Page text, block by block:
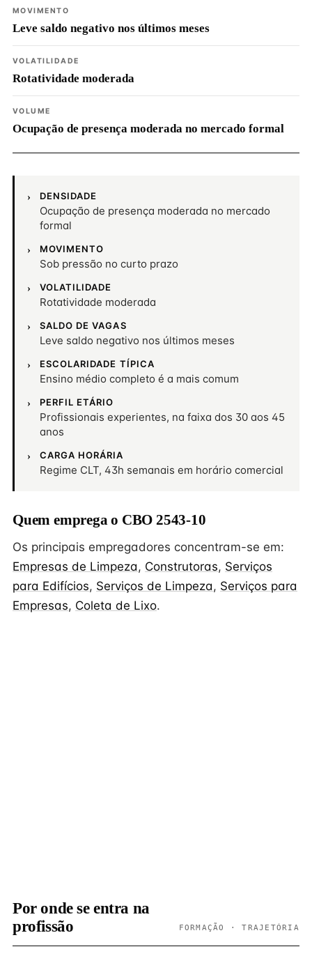
MOVIMENTO
Leve saldo negativo nos últimos meses
VOLATILIDADE
Rotatividade moderada
VOLUME
Ocupação de presença moderada no mercado formal
DENSIDADE
Ocupação de presença moderada no mercado
formal
MOVIMENTO
Sob pressão no curto prazo
VOLATILIDADE
Rotatividade moderada
SALDO DE VAGAS
Leve saldo negativo nos últimos meses
ESCOLARIDADE TÍPICA
Ensino médio completo é a mais comum
PERFIL ETÁRIO
Profissionais experientes, na faixa dos 30 aos 45
anos
CARGA HORÁRIA
Regime CLT, 43h semanais em horário comercial
Quem emprega o CBO 2543-10
Os principais empregadores concentram-se em:
Empresas de Limpeza, Construtoras, Serviços
para Edifícios, Serviços de Limpeza, Serviços para
Empresas, Coleta de Lixo.
Por onde se entra na
profissão
FORMAÇÃO · TRAJETÓRIA